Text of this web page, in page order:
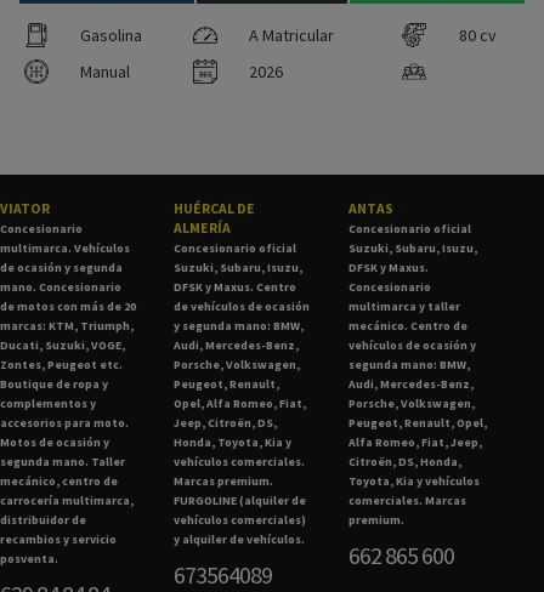
Gasolina A Matricular
80 cv
Manual
2026
VIATOR
Concesionario
multimarca. Vehículos
de ocasión y segunda
mano. Concesionario
de motos con más de 20
marcas: KTM, Triumph,
Ducati, Suzuki, VOGE,
Zontes, Peugeot etc.
Boutique de ropa y
complementos y
accesorios para moto.
Motos de ocasión y
segunda mano. Taller
mecánico, centro de
carrocería multimarca,
distribuidor de
recambios y servicio
posventa.
HUÉRCAL DE
ALMERÍA
Concesionario oficial
Suzuki, Subaru, Isuzu,
DFSK y Maxus. Centro
de vehículos de ocasión
y segunda mano: BMW,
Audi, Mercedes-Benz,
Porsche, Volkswagen,
Peugeot, Renault,
Opel, Alfa Romeo, Fiat,
Jeep, Citroën, DS,
Honda, Toyota, Kia y
vehículos comerciales.
Marcas premium.
FURGOLINE (alquiler de
vehículos comerciales)
y alquiler de vehículos.
673564089
ANTAS
Concesionario oficial
Suzuki, Subaru, Isuzu,
DFSK y Maxus.
Concesionario
multimarca y taller
mecánico. Centro de
vehículos de ocasión y
segunda mano: BMW,
Audi, Mercedes-Benz,
Porsche, Volkswagen,
Peugeot, Renault, Opel,
Alfa Romeo, Fiat, Jeep,
Citroën, DS, Honda,
Toyota, Kia y vehículos
comerciales. Marcas
premium.
662 865 600